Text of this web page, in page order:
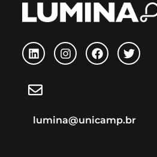
lumina@unicamp.br